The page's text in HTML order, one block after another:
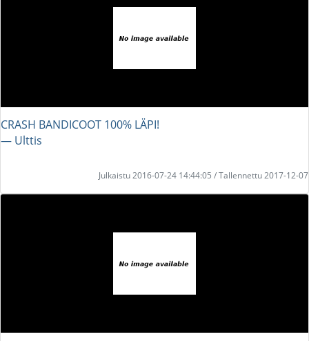
CRASH BANDICOOT 100% LÄPI!
― Ulttis
Julkaistu 2016-07-24 14:44:05 / Tallennettu 2017-12-07